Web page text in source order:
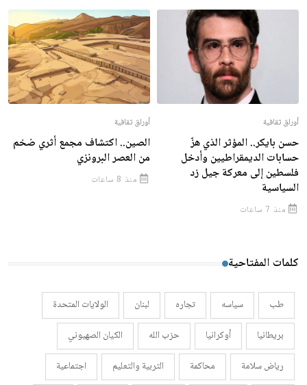
أوراق ثقافية
حسن بايكر.. المؤثر الذي هزّ
حسابات الديمقراطيين وأدخل
فلسطين إلى معركة جيل زد
السياسية
منذ 7 ساعات
أوراق ثقافية
الصين.. اكتشاف مجمع أثري ضخم
من العصر البرونزي
منذ 8 ساعات
كلمات المفتاحية
طب سياسه تجاره لبنان
الولايات المتحدة
بريطانيا
أوكرانيا حزب الله
الكيان الصهيوني
رياض سلامة
محاكمة التربية والتعليم
اجتماعية